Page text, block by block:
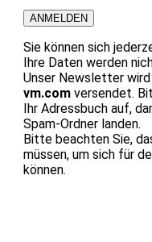
ANMELDEN
Sie können sich
Ihre Daten werden
Unser Newsletter
vm.com versendet.
Ihr Adressbuch auf,
Spam-Ordner landen.
Bitte beachten Sie,
müssen, um sich für
können.